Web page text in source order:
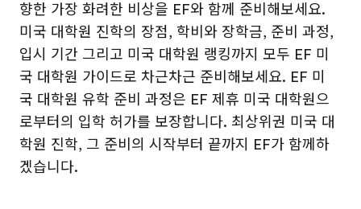
향한 가장 화려한 비상을 EF와 함께 준비해보세요.
미국 대학원 진학의 장점, 학비와 장학금, 준비 과정,
입시 기간 그리고 미국 대학원 랭킹까지 모두 EF 미
국 대학원 가이드로 차근차근 준비해보세요. EF 미
국 대학원 유학 준비 과정은 EF 제휴 미국 대학원으
로부터의 입학 허가를 보장합니다. 최상위권 미국 대
학원 진학, 그 준비의 시작부터 끝까지 EF가 함께하
겠습니다.